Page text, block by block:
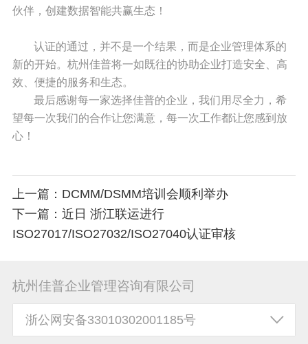
伙伴，创建数据智能共赢生态！
认证的通过，并不是一个结果，而是企业管理体系的
新的开始。杭州佳普将一如既往的协助企业打造安全、高
效、便捷的服务和生态。
最后感谢每一家选择佳普的企业，我们用尽全力，希
望每一次我们的合作让您满意，每一次工作都让您感到放
心！
上一篇：DCMM/DSMM培训会顺利举办
下一篇：近日 浙江联运进行
ISO27017/ISO27032/ISO27040认证审核
杭州佳普企业管理咨询有限公司
浙公网安备33010302001185号